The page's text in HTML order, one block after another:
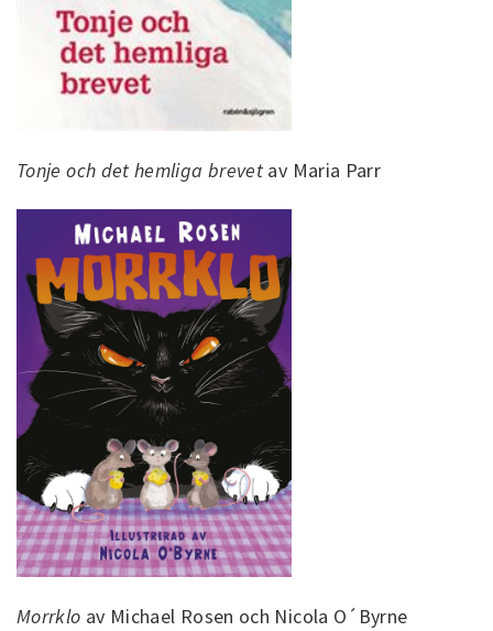
Tonje och det hemliga brevet av Maria Parr
Morrklo av Michael Rosen och Nicola O´Byrne